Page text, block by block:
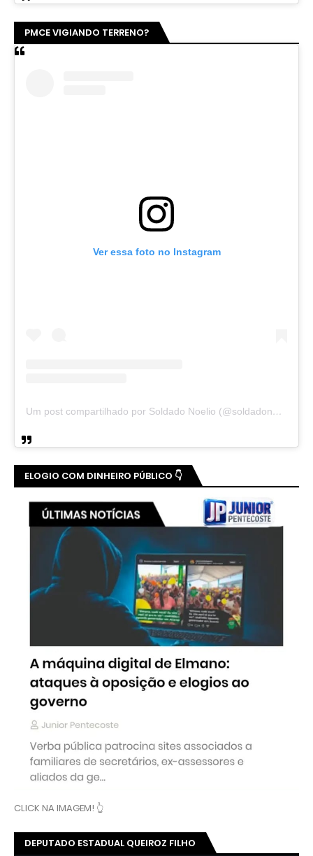
PMCE VIGIANDO TERRENO?
Ver essa foto no Instagram
Um post compartilhado por Soldado Noelio (@soldadonoelio)
ELOGIO COM DINHEIRO PÚBLICO 👇
CLICK NA IMAGEM! 👆
DEPUTADO ESTADUAL QUEIROZ FILHO